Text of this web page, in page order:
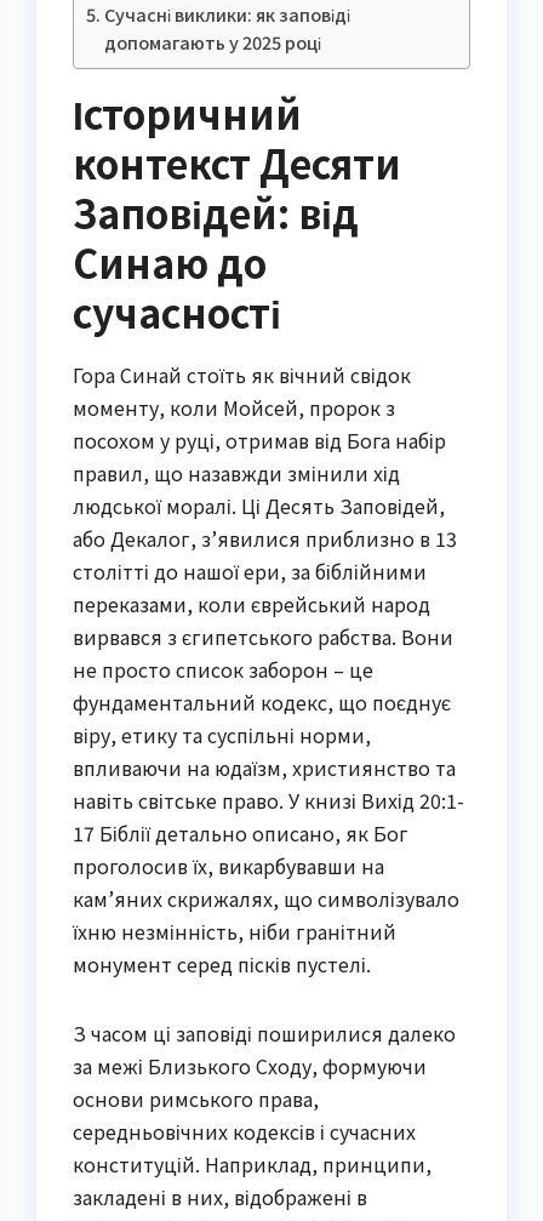
Сучасні виклики: як заповіді
допомагають у 2025 році
Історичний
контекст Десяти
Заповідей: від
Синаю до
сучасності
Гора Синай стоїть як вічний свідок
моменту, коли Мойсей, пророк з
посохом у руці, отримав від Бога набір
правил, що назавжди змінили хід
людської моралі. Ці Десять Заповідей,
або Декалог, з’явилися приблизно в 13
столітті до нашої ери, за біблійними
переказами, коли єврейський народ
вирвався з єгипетського рабства. Вони
не просто список заборон – це
фундаментальний кодекс, що поєднує
віру, етику та суспільні норми,
впливаючи на юдаїзм, християнство та
навіть світське право. У книзі Вихід 20:1-
17 Біблії детально описано, як Бог
проголосив їх, викарбувавши на
кам’яних скрижалях, що символізувало
їхню незмінність, ніби гранітний
монумент серед пісків пустелі.
З часом ці заповіді поширилися далеко
за межі Близького Сходу, формуючи
основи римського права,
середньовічних кодексів і сучасних
конституцій. Наприклад, принципи,
закладені в них, відображені в